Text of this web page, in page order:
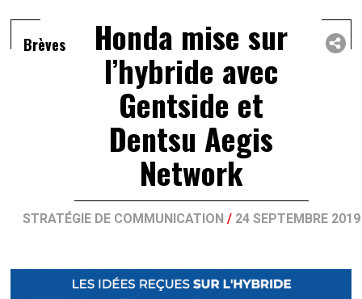
Brèves Honda mise sur
l’hybride avec
Gentside et
Dentsu Aegis
Network
STRATÉGIE DE COMMUNICATION/ 24 SEPTEMBRE 2019